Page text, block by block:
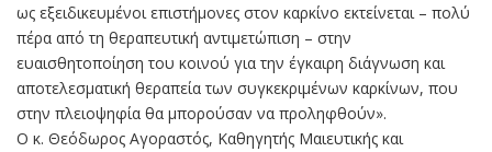
ως εξειδικευμένοι επιστήμονες στον καρκίνο εκτείνεται – πολύ
πέρα από τη θεραπευτική αντιμετώπιση – στην
ευαισθητοποίηση του κοινού για την έγκαιρη διάγνωση και
αποτελεσματική θεραπεία των συγκεκριμένων καρκίνων, που
στην πλειοψηφία θα μπορούσαν να προληφθούν».
Ο κ. Θεόδωρος Αγοραστός, Καθηγητής Μαιευτικής και